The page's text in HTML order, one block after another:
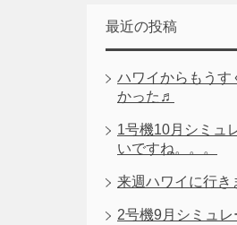
最近の投稿
ハワイからもうす
かった♬
1号機10月シミュ
いですね。。。
来週ハワイに行き
2号機9月シミュ